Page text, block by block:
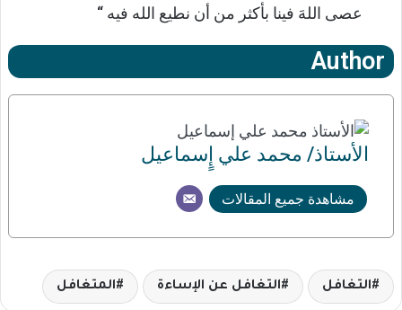
عصى اللهَ فينا بأكثر من أن نطيع الله فيه “
Author
الأستاذ/ محمد علي إٍسماعيل
مشاهدة جميع المقالات
التغافل التغافل عن الإساءة المتغافل